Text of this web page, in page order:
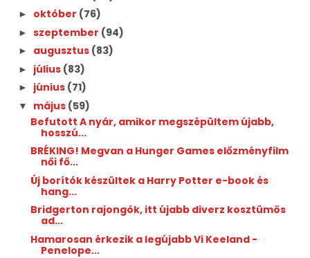
► október (76)
► szeptember (94)
► augusztus (83)
► július (83)
► június (71)
▼ május (59)
Befutott A nyár, amikor megszépültem újabb,
hosszú...
BRÉKING! Megvan a Hunger Games előzményfilm
női fő...
Új borítók készültek a Harry Potter e-book és
hang...
Bridgerton rajongók, itt újabb diverz kosztümös
ad...
Hamarosan érkezik a legújabb Vi Keeland -
Penelope...